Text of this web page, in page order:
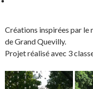
Créations inspirées par le
de Grand Quevilly.
Projet réalisé avec 3